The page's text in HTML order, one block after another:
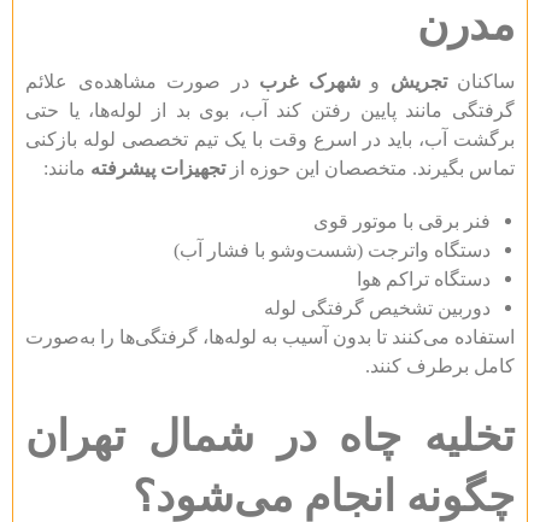
مدرن
ساکنانتجریش وشهرک غرب در صورت مشاهده‌ی علائم
گرفتگی مانند پایین رفتن کند آب، بوی بد از لوله‌ها، یا حتی
برگشت آب، باید در اسرع وقت با یک تیم تخصصی لوله بازکنی
تماس بگیرند. متخصصان این حوزه ازتجهیزات پیشرفته مانند:
فنر برقی با موتور قوی
دستگاه واترجت (شست‌وشو با فشار آب)
دستگاه تراکم هوا
دوربین تشخیص گرفتگی لوله
استفاده می‌کنند تا بدون آسیب به لوله‌ها، گرفتگی‌ها را به‌صورت
کامل برطرف کنند.
تخلیه چاه در شمال تهران
چگونه انجام می‌شود؟